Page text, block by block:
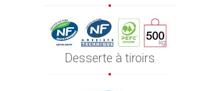
Desserte à tiroirs